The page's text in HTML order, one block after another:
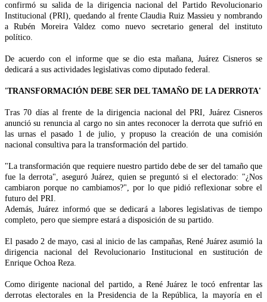
confirmó su salida de la dirigencia nacional del Partido Revolucionario
Institucional (PRI), quedando al frente Claudia Ruiz Massieu y nombrando
a Rubén Moreira Valdez como nuevo secretario general del instituto
político.
De acuerdo con el informe que se dio esta mañana, Juárez Cisneros se
dedicará a sus actividades legislativas como diputado federal.
'TRANSFORMACIÓN DEBE SER DEL TAMAÑO DE LA DERROTA'
Tras 70 días al frente de la dirigencia nacional del PRI, Juárez Cisneros
anunció su renuncia al cargo no sin antes reconocer la derrota que sufrió en
las urnas el pasado 1 de julio, y propuso la creación de una comisión
nacional consultiva para la transformación del partido.
"La transformación que requiere nuestro partido debe de ser del tamaño que
fue la derrota", aseguró Juárez, quien se preguntó si el electorado: "¿Nos
cambiaron porque no cambiamos?", por lo que pidió reflexionar sobre el
futuro del PRI.
Además, Juárez informó que se dedicará a labores legislativas de tiempo
completo, pero que siempre estará a disposición de su partido.
El pasado 2 de mayo, casi al inicio de las campañas, René Juárez asumió la
dirigencia nacional del Revolucionario Institucional en sustitución de
Enrique Ochoa Reza.
Como dirigente nacional del partido, a René Juárez le tocó enfrentar las
derrotas electorales en la Presidencia de la República, la mayoría en el